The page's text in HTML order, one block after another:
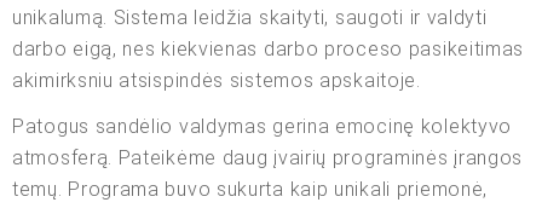
unikalumą. Sistema leidžia skaityti, saugoti ir valdyti
darbo eigą, nes kiekvienas darbo proceso pasikeitimas
akimirksniu atsispindės sistemos apskaitoje.
Patogus sandėlio valdymas gerina emocinę kolektyvo
atmosferą. Pateikėme daug įvairių programinės įrangos
temų. Programa buvo sukurta kaip unikali priemonė,